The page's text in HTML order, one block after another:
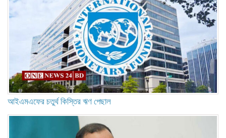
আইএমএফের চতুর্থ কিস্তির ঋণ পেছাল